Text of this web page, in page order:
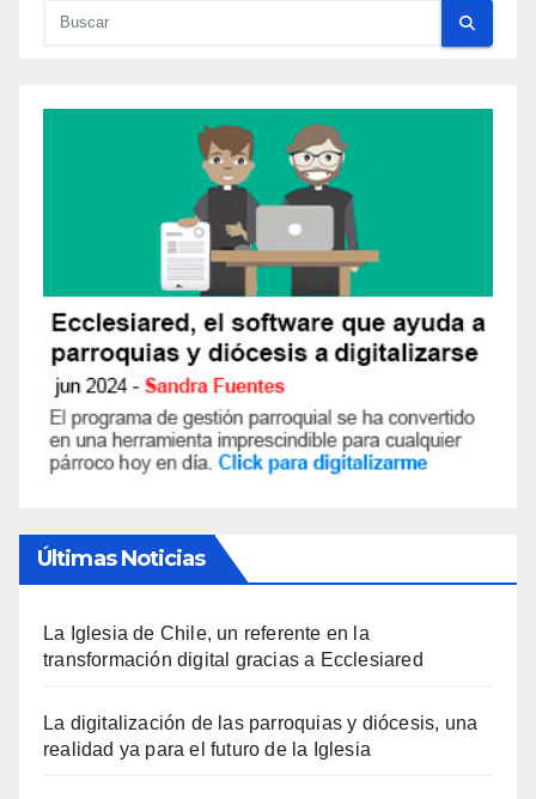
Últimas Noticias
La Iglesia de Chile, un referente en la
transformación digital gracias a Ecclesiared
La digitalización de las parroquias y diócesis, una
realidad ya para el futuro de la Iglesia